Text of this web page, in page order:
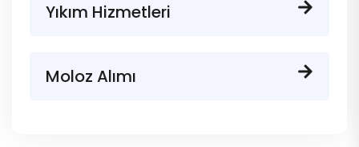
Yıkım Hizmetleri
Moloz Alımı